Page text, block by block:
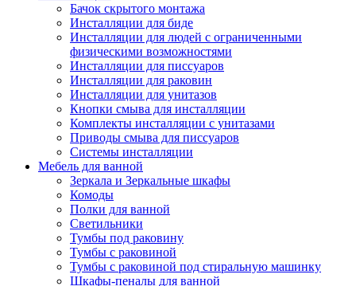
Бачок скрытого монтажа
Инсталляции для биде
Инсталляции для людей с ограниченными
физическими возможностями
Инсталляции для писсуаров
Инсталляции для раковин
Инсталляции для унитазов
Кнопки смыва для инсталляции
Комплекты инсталляции с унитазами
Приводы смыва для писсуаров
Системы инсталляции
Мебель для ванной
Зеркала и Зеркальные шкафы
Комоды
Полки для ванной
Светильники
Тумбы под раковину
Тумбы с раковиной
Тумбы с раковиной под стиральную машинку
Шкафы-пеналы для ванной